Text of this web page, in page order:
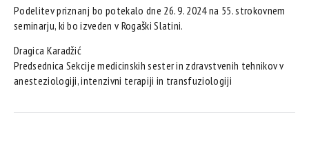
Podelitev priznanj bo potekalo dne 26. 9. 2024 na 55. strokovnem
seminarju, ki bo izveden v Rogaški Slatini.
Dragica Karadžić
Predsednica Sekcije medicinskih sester in zdravstvenih tehnikov v
anesteziologiji, intenzivni terapiji in transfuziologiji